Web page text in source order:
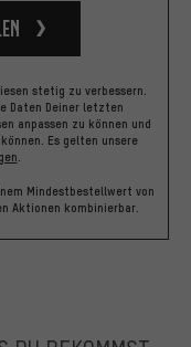
stetig zu verbessern.
Daten Deiner letzten
anpassen zu können und
Es gelten unsere
.
Mindestbestellwert von
Aktionen kombinierbar.